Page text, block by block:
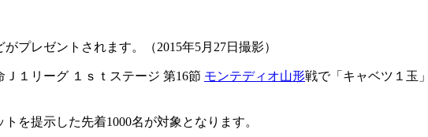
プレゼントされます。（2015年5月27日撮影）
Ｊ１リーグ １ｓｔステージ 第16節 モンテディオ山形戦で「キャベツ１玉
を提示した先着1000名が対象となります。